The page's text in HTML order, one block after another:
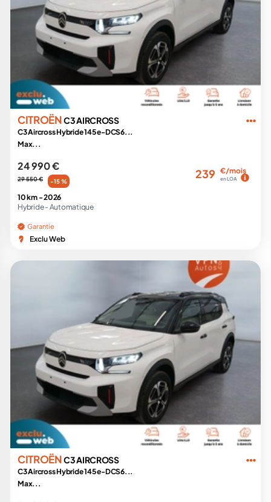
CITROËNC3 AIRCROSS
C3 Aircross Hybride 145 e-DCS6...
Max...
24 990 €
29 550 € -15 %
239 €/mois
en LOA
10 km -2026
Hybride - Automatique
Garantie
Exclu Web
CITROËNC3 AIRCROSS
C3 Aircross Hybride 145 e-DCS6...
Max...